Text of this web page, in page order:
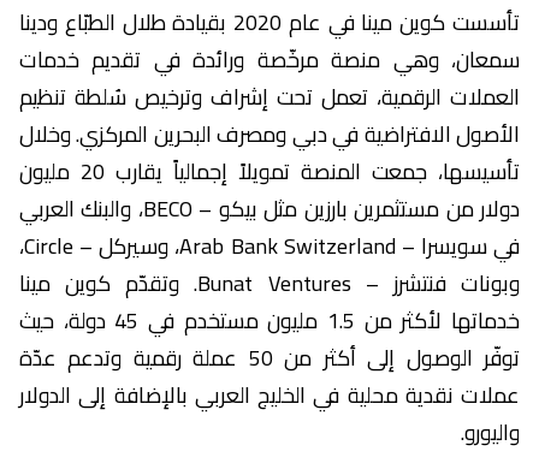
تأسست كوين مينا في عام 2020 بقيادة طلال الطبّاع ودينا
سمعان، وهي منصة مرخّصة ورائدة في تقديم خدمات
العملات الرقمية، تعمل تحت إشراف وترخيص سُلطة تنظيم
الأصول الافتراضية في دبي ومصرف البحرين المركزي. وخلال
تأسيسها، جمعت المنصة تمويلاً إجمالياً يقارب 20 مليون
دولار من مستثمرين بارزين مثل بيكو – BECO، والبنك العربي
في سويسرا – Arab Bank Switzerland، وسيركل – Circle،
وبونات فنتشرز – Bunat Ventures. وتقدّم كوين مينا
خدماتها لأكثر من 1.5 مليون مستخدم في 45 دولة، حيث
توفّر الوصول إلى أكثر من 50 عملة رقمية وتدعم عدّة
عملات نقدية محلية في الخليج العربي بالإضافة إلى الدولار
واليورو.